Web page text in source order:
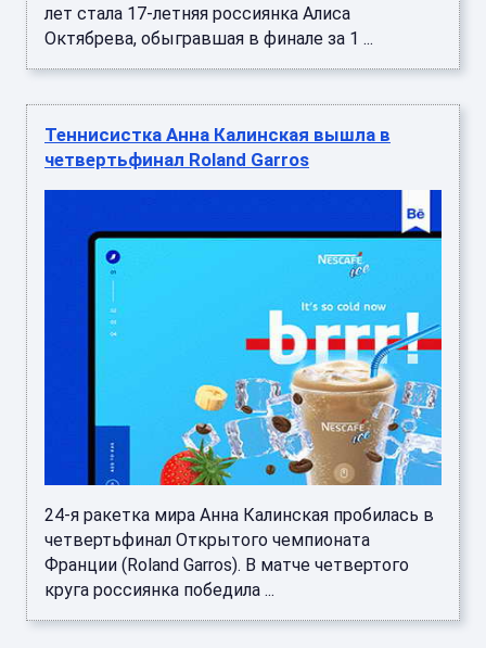
лет стала 17-летняя россиянка Алиса
Октябрева, обыгравшая в финале за 1 ...
Теннисистка Анна Калинская вышла в
четвертьфинал Roland Garros
24-я ракетка мира Анна Калинская пробилась в
четвертьфинал Открытого чемпионата
Франции (Roland Garros). В матче четвертого
круга россиянка победила ...